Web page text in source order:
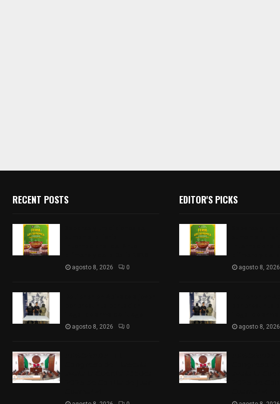
RECENT POSTS
agosto 8, 2026 0
agosto 8, 2026 0
EDITOR'S PICKS
agosto 8, 2026
agosto 8, 2026